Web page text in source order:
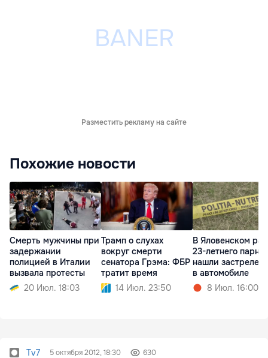
Разместить рекламу на сайте
Похожие новости
Смерть мужчины при
задержании
полицией в Италии
вызвала протесты
20 Июл. 18:03
Трамп о слухах
вокруг смерти
сенатора Грэма: ФБР
тратит время
14 Июл. 23:50
В Яловенском
23-летнего парня
нашли
в автомобиле
8 Июл. 16:00
Tv7 5 октября 2012, 18:30 630